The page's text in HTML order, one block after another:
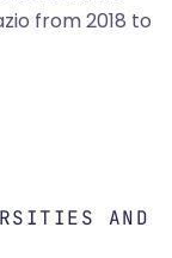
from 2018 to
AND